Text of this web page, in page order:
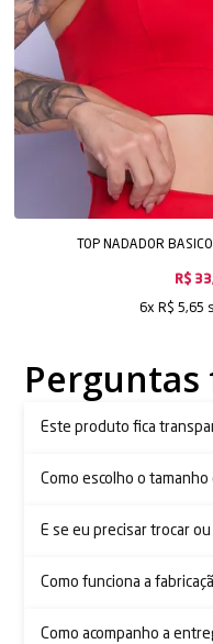
TOP NADADOR
R$
6x R$ 5,65
Este produto fica
Como escolho o tamanho
E se eu precisar trocar
Como funciona a
Como acompanho a